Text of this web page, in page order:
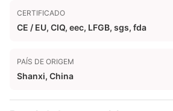
CERTIFICADO
CE / EU, CIQ, eec, LFGB, sgs, fda
PAÍS DE ORIGEM
Shanxi, China